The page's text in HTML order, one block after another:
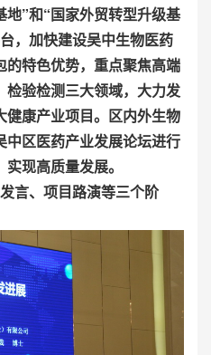
”和“国家外贸转型升级基
，加快建设吴中生物医药
的特色优势，重点聚焦高端
检验检测三大领域，大力发
健康产业项目。区内外生物
中区医药产业发展论坛进行
现高质量发展。
言、项目路演等三个阶